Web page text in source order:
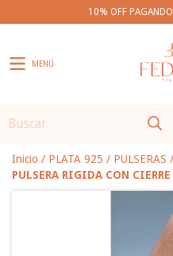
10% OFF
MENÚ
Inicio / PLATA 925 / PULSERAS /
PULSERA RIGIDA CON